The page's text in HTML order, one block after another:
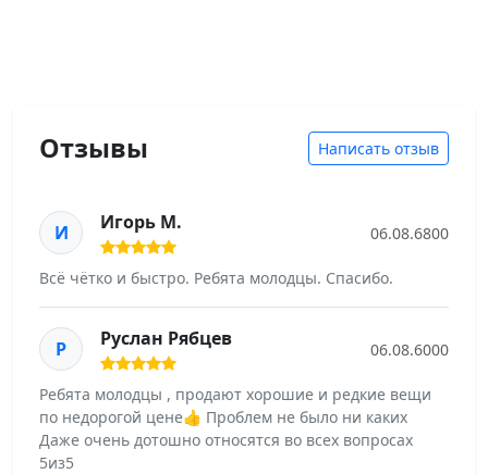
Отзывы Написать отзыв
И Игорь М. 06.08.6800
Всё чётко и быстро. Ребята молодцы. Спасибо.
Р Руслан Рябцев 06.08.6000
Ребята молодцы , продают хорошие и редкие вещи
по недорогой цене👍 Проблем не было ни каких
Даже очень дотошно относятся во всех вопросах
5из5